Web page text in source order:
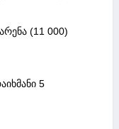
(11 000)
5